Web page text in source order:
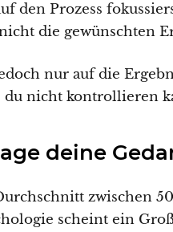
den Prozess
die gewünschten
nur auf die
du nicht kontrollieren
deine
zwischen
scheint ein